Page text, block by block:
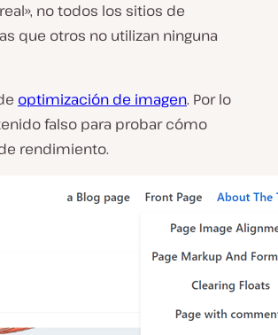
no todos los sitios de
que otros no utilizan ninguna
optimización de imagen. Por lo
falso para probar cómo
rendimiento.